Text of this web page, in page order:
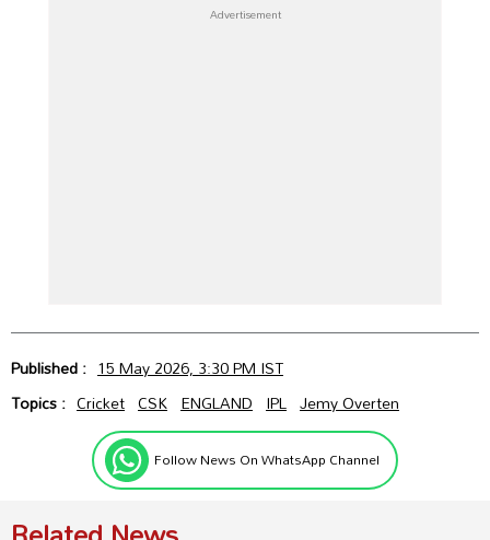
Published : 15 May 2026, 3:30 PM IST
Topics : Cricket CSK ENGLAND IPL Jemy Overten
Follow News On WhatsApp Channel